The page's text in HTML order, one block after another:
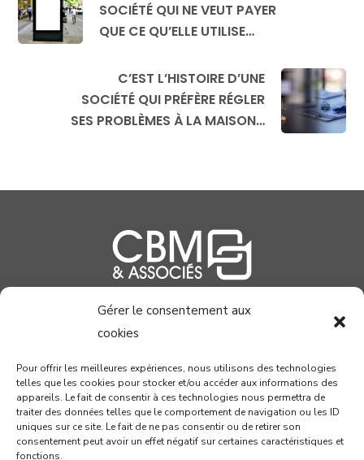
Gérer le consentement aux
cookies
Pour offrir les meilleures expériences, nous utilisons des technologies
telles que les cookies pour stocker et/ou accéder aux informations des
appareils. Le fait de consentir à ces technologies nous permettra de
traiter des données telles que le comportement de navigation ou les ID
uniques sur ce site. Le fait de ne pas consentir ou de retirer son
consentement peut avoir un effet négatif sur certaines caractéristiques et
fonctions.
SOCIÉTÉ QUI NE VEUT PAYER
QUE CE QU’ELLE UTILISE…
C’EST L’HISTOIRE D’UNE
SOCIÉTÉ QUI PRÉFÈRE RÉGLER
SES PROBLÈMES À LA MAISON…
04 99 58 37 40
78 allée John Napier
Atrium du Millénaire
34000 MONTPELLIER